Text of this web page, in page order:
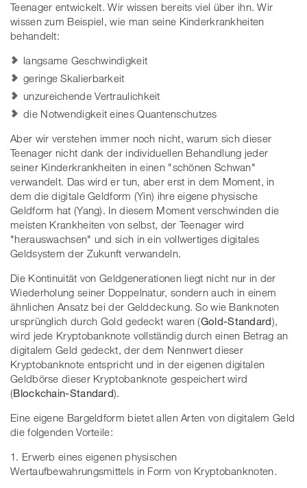
Teenager entwickelt. Wir wissen bereits viel über ihn. Wir
wissen zum Beispiel, wie man seine Kinderkrankheiten
behandelt:
langsame Geschwindigkeit
geringe Skalierbarkeit
unzureichende Vertraulichkeit
die Notwendigkeit eines Quantenschutzes
Aber wir verstehen immer noch nicht, warum sich dieser
Teenager nicht dank der individuellen Behandlung jeder
seiner Kinderkrankheiten in einen "schönen Schwan"
verwandelt. Das wird er tun, aber erst in dem Moment, in
dem die digitale Geldform (Yin) ihre eigene physische
Geldform hat (Yang). In diesem Moment verschwinden die
meisten Krankheiten von selbst, der Teenager wird
"herauswachsen" und sich in ein vollwertiges digitales
Geldsystem der Zukunft verwandeln.
Die Kontinuität von Geldgenerationen liegt nicht nur in der
Wiederholung seiner Doppelnatur, sondern auch in einem
ähnlichen Ansatz bei der Gelddeckung. So wie Banknoten
ursprünglich durch Gold gedeckt waren (Gold-Standard),
wird jede Kryptobanknote vollständig durch einen Betrag an
digitalem Geld gedeckt, der dem Nennwert dieser
Kryptobanknote entspricht und in der eigenen digitalen
Geldbörse dieser Kryptobanknote gespeichert wird
(Blockchain-Standard).
Eine eigene Bargeldform bietet allen Arten von digitalem Geld
die folgenden Vorteile:
1. Erwerb eines eigenen physischen
Wertaufbewahrungsmittels in Form von Kryptobanknoten.